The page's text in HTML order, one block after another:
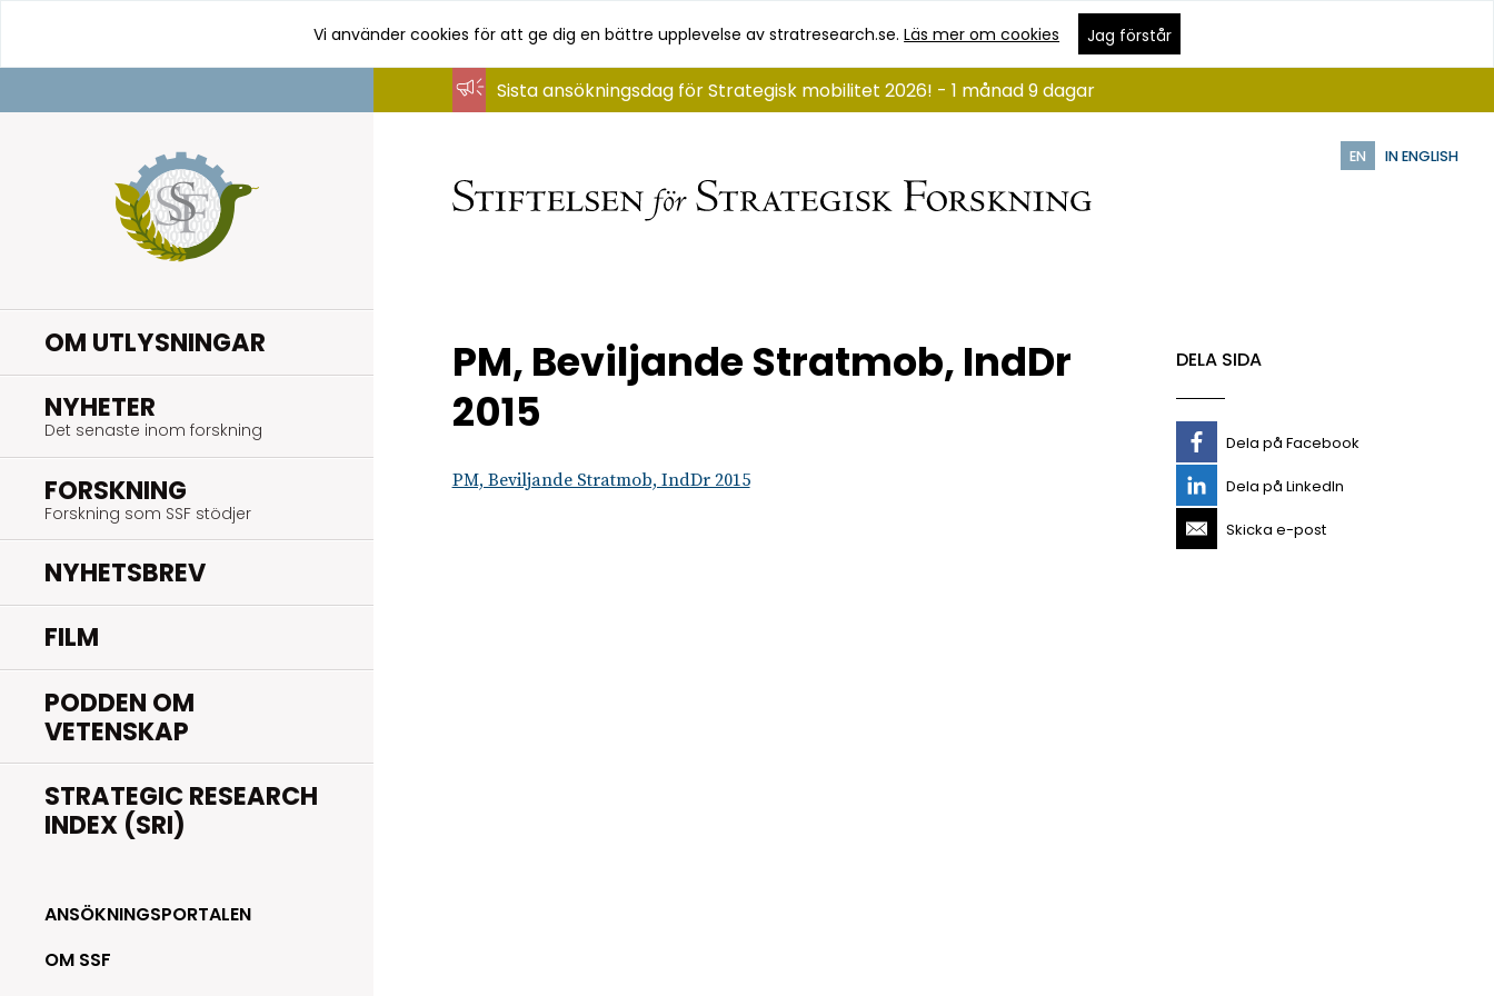
innehåll
Vi använder cookies för att ge dig en bättre upplevelse av stratresearch.se.Läs mer om cookies Jag förstår
EN IN ENGLISH
OM UTLYSNINGAR
NYHETER
Det senaste inom forskning
FORSKNING
Forskning som SSF stödjer
NYHETSBREV
FILM
PODDEN OM
VETENSKAP
STRATEGIC RESEARCH
INDEX (SRI)
ANSÖKNINGSPORTALEN
OM SSF
Sista ansökningsdag för Strategisk mobilitet 2026! - 1 månad 9 dagar
PM, Beviljande Stratmob, IndDr
2015
PM, Beviljande Stratmob, IndDr 2015
DELA SIDA
Dela på Facebook
Dela på LinkedIn
Skicka e-post